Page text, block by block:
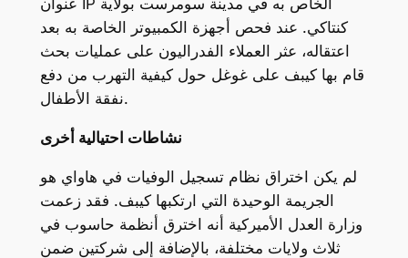
عنوان IP الخاص به في مدينة سومرست بولاية
كنتاكي. عند فحص أجهزة الكمبيوتر الخاصة به بعد
اعتقاله، عثر العملاء الفدراليون على عمليات بحث
قام بها كيبف على غوغل حول كيفية التهرب من دفع
نفقة الأطفال.
نشاطات احتيالية أخرى
لم يكن اختراق نظام تسجيل الوفيات في هاواي هو
الجريمة الوحيدة التي ارتكبها كيبف. فقد زعمت
وزارة العدل الأميركية أنه اخترق أنظمة حاسوب في
ثلاث ولايات مختلفة، بالإضافة إلى شركتين ضمن